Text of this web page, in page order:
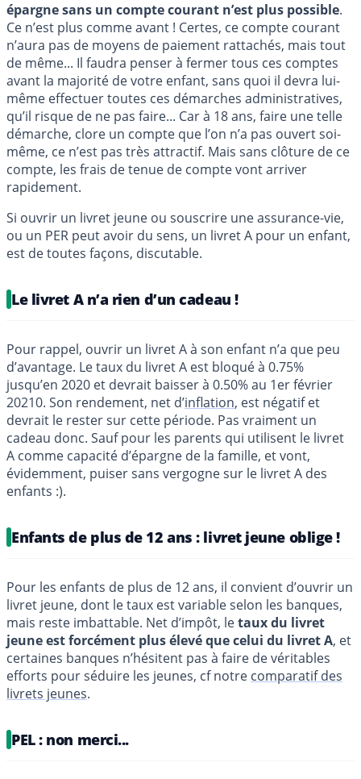
épargne sans un compte courant n’est plus possible.
Ce n’est plus comme avant ! Certes, ce compte courant
n’aura pas de moyens de paiement rattachés, mais tout
de même... Il faudra penser à fermer tous ces comptes
avant la majorité de votre enfant, sans quoi il devra lui-
même effectuer toutes ces démarches administratives,
qu’il risque de ne pas faire... Car à 18 ans, faire une telle
démarche, clore un compte que l’on n’a pas ouvert soi-
même, ce n’est pas très attractif. Mais sans clôture de ce
compte, les frais de tenue de compte vont arriver
rapidement.
Si ouvrir un livret jeune ou souscrire une assurance-vie,
ou un PER peut avoir du sens, un livret A pour un enfant,
est de toutes façons, discutable.
Le livret A n’a rien d’un cadeau !
Pour rappel, ouvrir un livret A à son enfant n’a que peu
d’avantage. Le taux du livret A est bloqué à 0.75%
jusqu’en 2020 et devrait baisser à 0.50% au 1er février
20210. Son rendement, net d’inflation, est négatif et
devrait le rester sur cette période. Pas vraiment un
cadeau donc. Sauf pour les parents qui utilisent le livret
A comme capacité d’épargne de la famille, et vont,
évidemment, puiser sans vergogne sur le livret A des
enfants :).
Enfants de plus de 12 ans : livret jeune oblige !
Pour les enfants de plus de 12 ans, il convient d’ouvrir un
livret jeune, dont le taux est variable selon les banques,
mais reste imbattable. Net d’impôt, letaux du livret
jeune est forcément plus élevé que celui du livret A, et
certaines banques n’hésitent pas à faire de véritables
efforts pour séduire les jeunes, cf notre comparatif des
livrets jeunes.
PEL : non merci...